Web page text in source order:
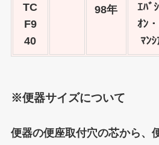
98年
TC
F9
40
ｴﾊﾞ
ｵﾝ
ﾏﾝｼ
※便器サイズについて
便器の便座取付穴の芯から、